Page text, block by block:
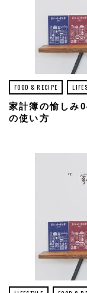
FOOD & RECIPE
家計簿の愉しみ
の使い方